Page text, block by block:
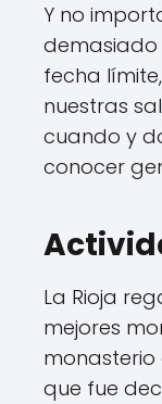
Y no
fecha
nuestras
cuando y
conocer
La Rioja
mejores
monasterio
que fue